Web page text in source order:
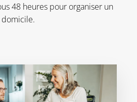
48 heures pour organiser un
domicile.